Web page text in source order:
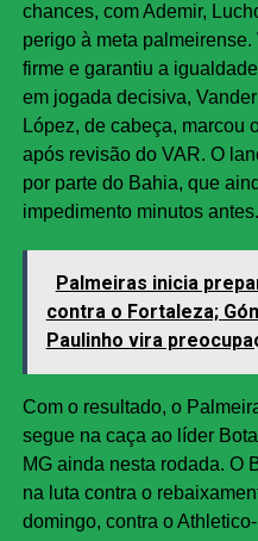
chances, com Ademir,
perigo à meta
firme e garantiu a
em jogada decisiva,
López, de cabeça, marcou
após revisão do VAR. O
por parte do Bahia, que
impedimento minutos antes.
Palmeiras inicia
contra o Fortaleza;
Paulinho vira
Com o resultado, o
segue na caça ao líder
MG ainda nesta rodada. O
na luta contra o
domingo, contra o